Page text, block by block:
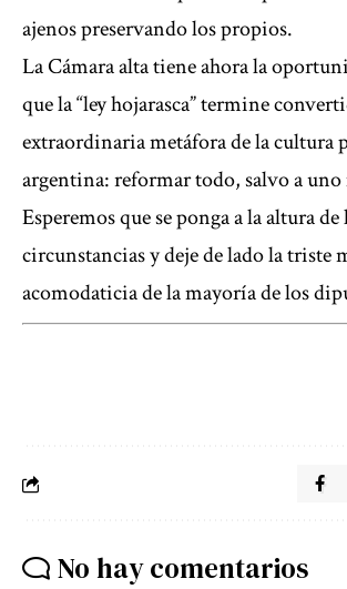
ajenos preservando los propios.
La Cámara alta tiene ahora la
que la “ley hojarasca” termine
extraordinaria metáfora de la cultura
argentina: reformar todo, salvo a
Esperemos que se ponga a la altura de
circunstancias y deje de lado la triste
acomodaticia de la mayoría de los
No hay comentarios